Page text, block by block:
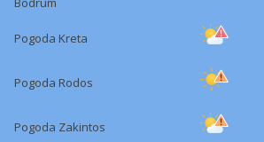
Pogoda Kreta
Pogoda Rodos
Pogoda Zakintos